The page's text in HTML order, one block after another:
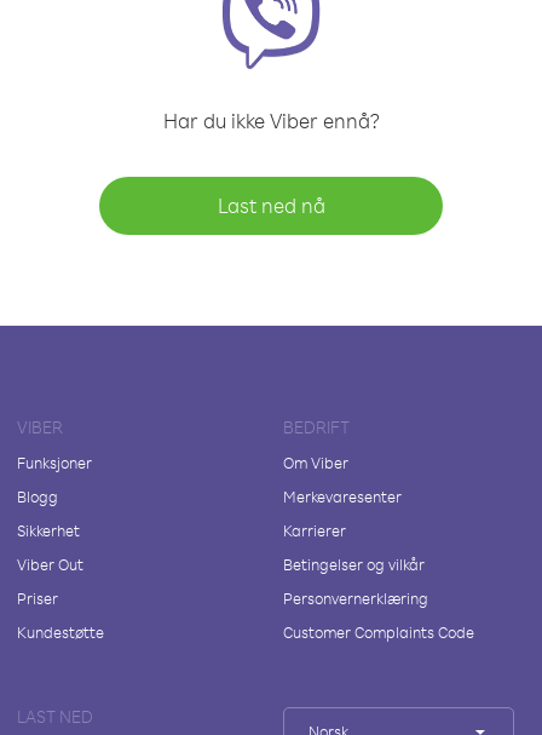
Har du ikke Viber ennå?
Last ned nå
VIBER
Funksjoner
Blogg
Sikkerhet
Viber Out
Priser
Kundestøtte
BEDRIFT
Om Viber
Merkevaresenter
Karrierer
Betingelser og vilkår
Personvernerklæring
Customer Complaints Code
LAST NED